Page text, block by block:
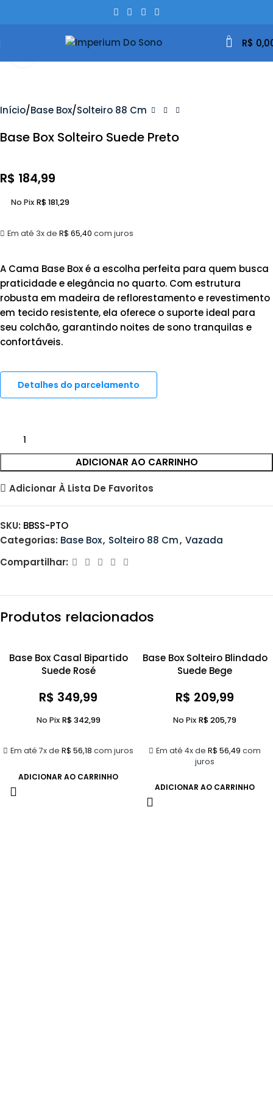
0 R$
Início Base Box Solteiro 88 Cm
Base Box Solteiro Suede Preto
R$ 184,99
Em até 3x de R$ 65,40 com juros
No Pix R$181,29
A Cama Base Box é a escolha perfeita para quem busca
praticidade e elegância no quarto. Com estrutura
robusta em madeira de reflorestamento e revestimento
em tecido resistente, ela oferece o suporte ideal para
seu colchão, garantindo noites de sono tranquilas e
confortáveis.
Detalhes do parcelamento
ADICIONAR AO CARRINHO
Adicionar À Lista De Favoritos
SKU: BBSS-PTO
Categorias: Base Box, Solteiro 88 Cm, Vazada
Compartilhar:
Produtos relacionados
Base Box Casal Bipartido
Suede Rosé
R$ 349,99
Em até 7x de R$ 56,18 com juros
No Pix R$342,99
ADICIONAR AO CARRINHO
Base Box Solteiro Blindado
Suede Bege
R$ 209,99
Em até 4x de R$ 56,49 com
juros
No Pix R$205,79
ADICIONAR AO CARRINHO